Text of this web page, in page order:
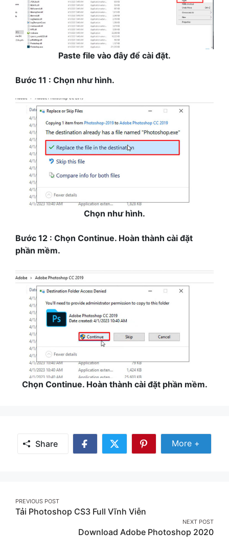
Paste file vào đây để cài đặt.
Bước 11 : Chọn như hình.
Chọn như hình.
Bước 12 : Chọn Continue. Hoàn thành cài đặt
phần mềm.
Chọn Continue. Hoàn thành cài đặt phần mềm.
Share
Share
Share
Share
More +
Post
navigation
PREVIOUS POST
Tải Photoshop CS3 Full Vĩnh Viễn
NEXT POST
Download Adobe Photoshop 2020